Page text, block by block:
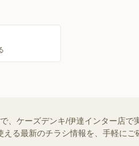
ケーズデンキ/伊達インター店で
る最新のチラシ情報を、手軽に